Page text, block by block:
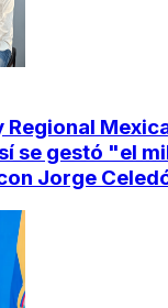
Regional
se gestó "el
Jorge